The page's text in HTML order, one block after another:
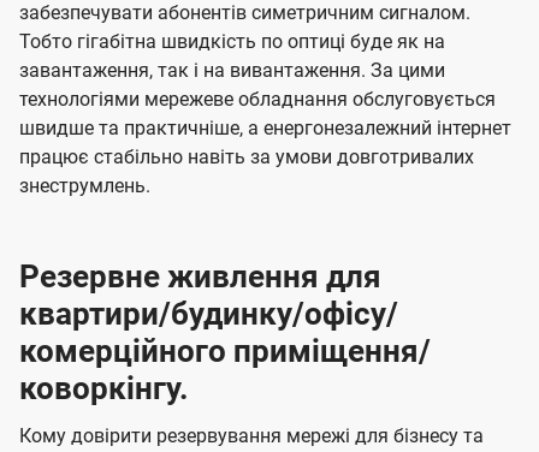
забезпечувати абонентів симетричним сигналом.
Тобто гігабітна швидкість по оптиці буде як на
завантаження, так і на вивантаження. За цими
технологіями мережеве обладнання обслуговується
швидше та практичніше, а енергонезалежний інтернет
працює стабільно навіть за умови довготривалих
знеструмлень.
Резервне живлення для
квартири/будинку/офісу/
комерційного приміщення/
коворкінгу.
Кому довірити резервування мережі для бізнесу та